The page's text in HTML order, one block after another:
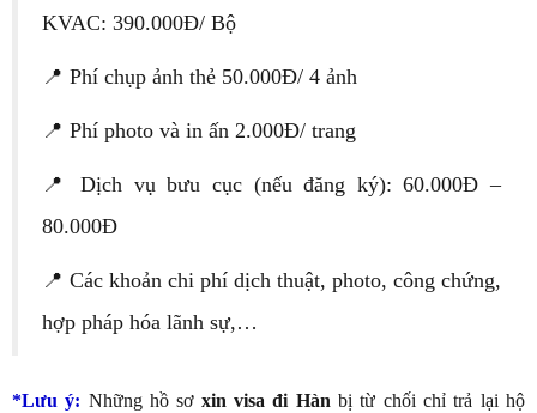
KVAC: 390.000Đ/ Bộ
📍 Phí chụp ảnh thẻ 50.000Đ/ 4 ảnh
📍 Phí photo và in ấn 2.000Đ/ trang
📍 Dịch vụ bưu cục (nếu đăng ký): 60.000Đ –
80.000Đ
📍 Các khoản chi phí dịch thuật, photo, công chứng,
hợp pháp hóa lãnh sự,…
*Lưu ý: Những hồ sơ xin visa đi Hàn bị từ chối chỉ trả lại hộ